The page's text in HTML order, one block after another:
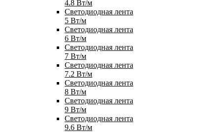
4.8 Вт/м
Светодиодная лента
5 Вт/м
Светодиодная лента
6 Вт/м
Светодиодная лента
7 Вт/м
Светодиодная лента
7.2 Вт/м
Светодиодная лента
8 Вт/м
Светодиодная лента
9 Вт/м
Светодиодная лента
9.6 Вт/м